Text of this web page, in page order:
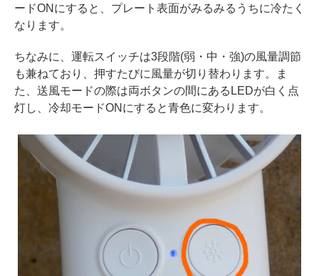
ードONにすると、プレート表面がみるみるうちに冷たく
なります。
ちなみに、運転スイッチは3段階(弱・中・強)の風量調節
も兼ねており、押すたびに風量が切り替わります。ま
た、送風モードの際は両ボタンの間にあるLEDが白く点
灯し、冷却モードONにすると青色に変わります。